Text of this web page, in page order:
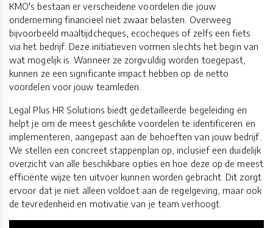
KMO's bestaan er verscheidene voordelen die jouw
onderneming financieel niet zwaar belasten. Overweeg
bijvoorbeeld maaltijdcheques, ecocheques of zelfs een fiets
via het bedrijf. Deze initiatieven vormen slechts het begin van
wat mogelijk is. Wanneer ze zorgvuldig worden toegepast,
kunnen ze een significante impact hebben op de netto
voordelen voor jouw teamleden.
Legal Plus HR Solutions biedt gedetailleerde begeleiding en
helpt je om de meest geschikte voordelen te identificeren en
implementeren, aangepast aan de behoeften van jouw bedrijf.
We stellen een concreet stappenplan op, inclusief een duidelijk
overzicht van alle beschikbare opties en hoe deze op de meest
efficiënte wijze ten uitvoer kunnen worden gebracht. Dit zorgt
ervoor dat je niet alleen voldoet aan de regelgeving, maar ook
de tevredenheid en motivatie van je team verhoogt.